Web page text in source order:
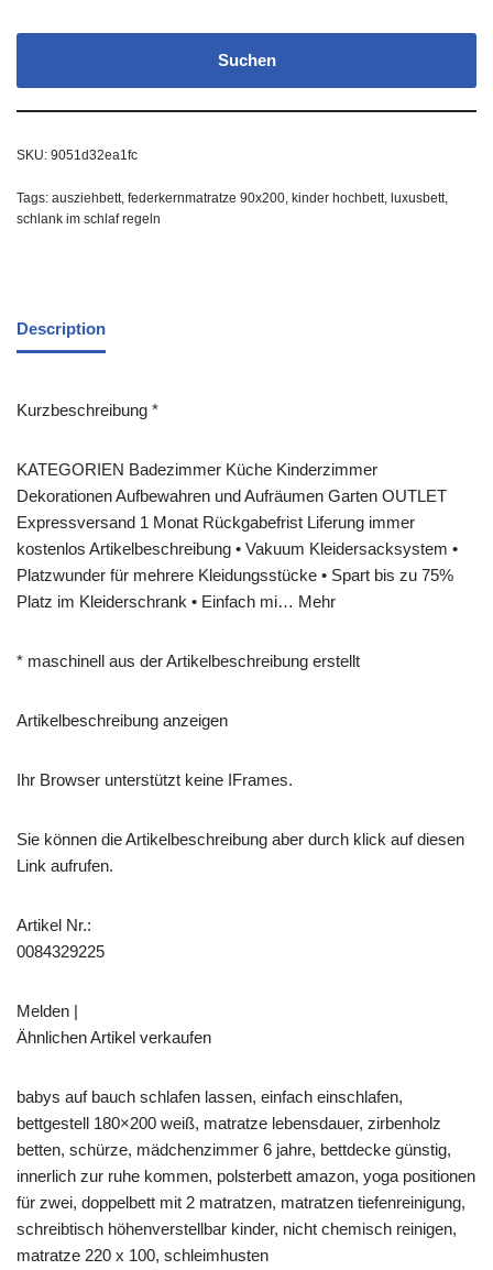
Suchen
SKU: 9051d32ea1fc
Tags: ausziehbett, federkernmatratze 90x200, kinder hochbett, luxusbett,
schlank im schlaf regeln
Description
Kurzbeschreibung *
KATEGORIEN Badezimmer Küche Kinderzimmer
Dekorationen Aufbewahren und Aufräumen Garten OUTLET
Expressversand 1 Monat Rückgabefrist Liferung immer
kostenlos Artikelbeschreibung • Vakuum Kleidersacksystem •
Platzwunder für mehrere Kleidungsstücke • Spart bis zu 75%
Platz im Kleiderschrank • Einfach mi… Mehr
* maschinell aus der Artikelbeschreibung erstellt
Artikelbeschreibung anzeigen
Ihr Browser unterstützt keine IFrames.
Sie können die Artikelbeschreibung aber durch klick auf diesen
Link aufrufen.
Artikel Nr.:
0084329225
Melden |
Ähnlichen Artikel verkaufen
babys auf bauch schlafen lassen, einfach einschlafen,
bettgestell 180×200 weiß, matratze lebensdauer, zirbenholz
betten, schürze, mädchenzimmer 6 jahre, bettdecke günstig,
innerlich zur ruhe kommen, polsterbett amazon, yoga positionen
für zwei, doppelbett mit 2 matratzen, matratzen tiefenreinigung,
schreibtisch höhenverstellbar kinder, nicht chemisch reinigen,
matratze 220 x 100, schleimhusten